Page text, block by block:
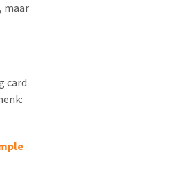
maar
card